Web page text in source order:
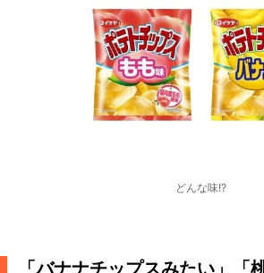
どんな味!?
「バナナチップスみたい」「